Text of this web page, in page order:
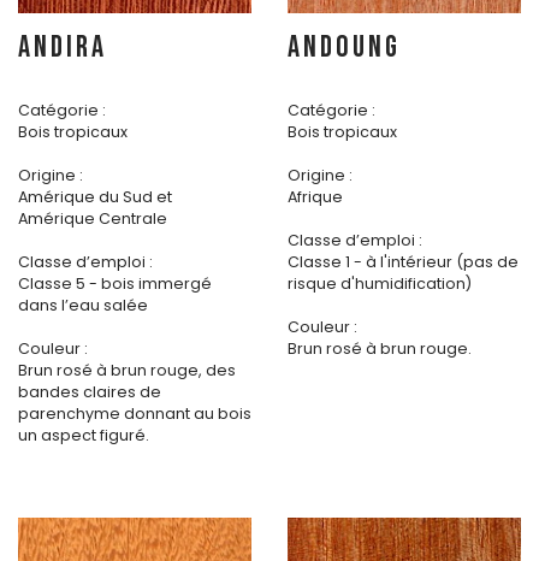
ANDIRA
Catégorie :
Bois tropicaux
Origine :
Amérique du Sud et
Amérique Centrale
Classe d’emploi :
Classe 5 - bois immergé
dans l’eau salée
Couleur :
Brun rosé à brun rouge, des
bandes claires de
parenchyme donnant au bois
un aspect figuré.
ANDOUNG
Catégorie :
Bois tropicaux
Origine :
Afrique
Classe d’emploi :
Classe 1 - à l'intérieur (pas de
risque d'humidification)
Couleur :
Brun rosé à brun rouge.